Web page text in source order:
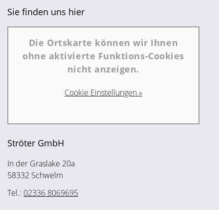
Sie finden uns hier
Die Ortskarte können wir Ihnen
ohne aktivierte Funktions-Cookies
nicht anzeigen.
Cookie Einstellungen »
Ströter GmbH
In der Graslake 20a
58332 Schwelm
Tel.: 02336 8069695